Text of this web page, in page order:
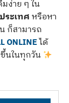
มง่าย ๆ ใน
ระเทศหรือหา
ก็สามารถ
ONLINEได้
นในทุกวัน